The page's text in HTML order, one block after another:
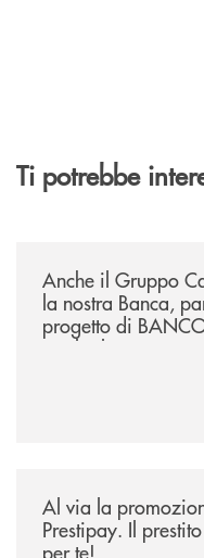
Ti potrebbe
Anche il Gruppo
la nostra Banca,
progetto di
e sul relativo
Al via la
Prestipay. Il
per te!